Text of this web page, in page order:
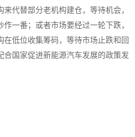
代替部分老机构建仓，等待机会，
一番；或者市场要经过一轮下跌，
低位收集筹码，等待市场止跌和回
合国家促进新能源汽车发展的政策发